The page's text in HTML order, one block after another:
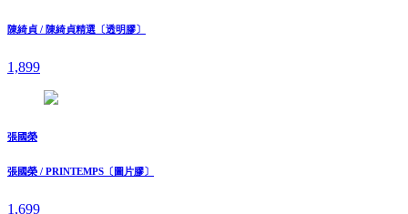
陳綺貞 / 陳綺貞精選〔透明膠〕
1,899
張國榮
張國榮 / PRINTEMPS〔圖片膠〕
1,699